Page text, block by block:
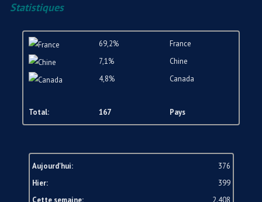
Statistiques
69,2%
France
7,1%
Chine
4,8%
Canada
Total: 167 Pays
Aujourd'hui:
376
Hier:
399